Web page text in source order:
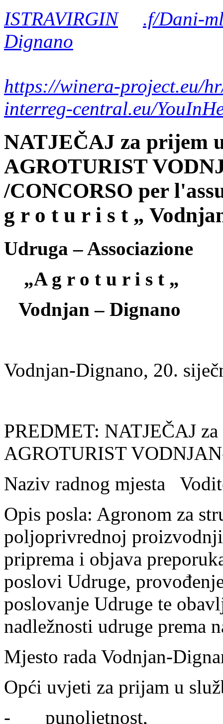
ISTRAVIRGIN
.f/Dani-
Dignano
https://winera-project.eu/
interreg-central.eu/
NATJEČAJ za prijem
AGROTURIST
/CONCORSO per
g r o t u r i s t „
Udruga – Associazione
„A g r o t u r i s t „
Vodnjan – Dignano
Vodnjan-Dignano, 20.
PREDMET: NATJEČAJ
AGROTURIST
Naziv radnog mjesta
Opis posla: Agronom za
poljoprivrednoj
priprema i objava
poslovi Udruge,
poslovanje Udruge te
nadležnosti udruge prema
Mjesto rada Vodnjan-
Opći uvjeti za prijam u
- punoljetnost,